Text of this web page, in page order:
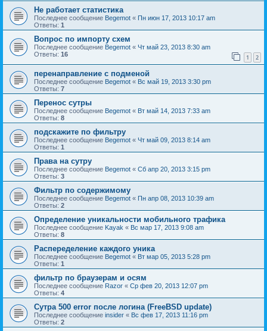
Не работает статистика
Последнее сообщение Begemot « Пн июн 17, 2013 10:17 am
Ответы: 1
Вопрос по импорту схем
Последнее сообщение Begemot « Чт май 23, 2013 8:30 am
Ответы: 16 1 2
перенаправление с подменой
Последнее сообщение Begemot « Вс май 19, 2013 3:30 pm
Ответы: 7
Перенос сутры
Последнее сообщение Begemot « Вт май 14, 2013 7:33 am
Ответы: 8
подскажите по фильтру
Последнее сообщение Begemot « Чт май 09, 2013 8:14 am
Ответы: 1
Права на сутру
Последнее сообщение Begemot « Сб апр 20, 2013 3:15 pm
Ответы: 3
Фильтр по содержимому
Последнее сообщение Begemot « Пн апр 08, 2013 10:39 am
Ответы: 2
Определение уникальности мобильного трафика
Последнее сообщение Kayak « Вс мар 17, 2013 9:08 am
Ответы: 8
Распеределение каждого уника
Последнее сообщение Begemot « Вт мар 05, 2013 5:28 pm
Ответы: 1
фильтр по браузерам и осям
Последнее сообщение Razor « Ср фев 20, 2013 12:07 pm
Ответы: 4
Сутра 500 error после логина (FreeBSD update)
Последнее сообщение insider « Вс фев 17, 2013 11:16 pm
Ответы: 2